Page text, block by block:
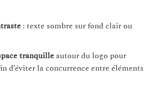
: texte sombre sur fond clair ou
tranquilleautour du logo pour
d’éviter la concurrence entre éléments